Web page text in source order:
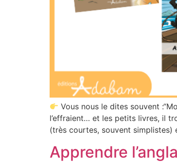
Vous nous le dites souvent
l’effraient… et les petits livres, il
(très courtes, souvent simplistes)
Apprendre